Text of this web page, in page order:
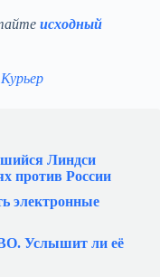
исходный
Линдси
против России
электронные
Услышит ли её